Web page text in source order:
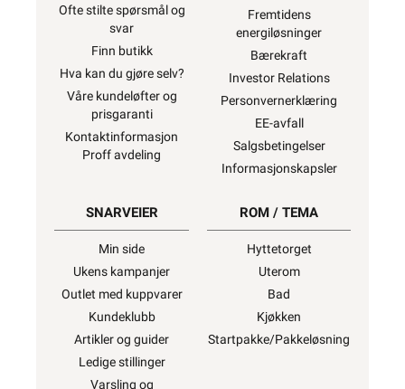
Ofte stilte spørsmål og
svar
Finn butikk
Hva kan du gjøre selv?
Våre kundeløfter og
prisgaranti
Kontaktinformasjon
Proff avdeling
Fremtidens
energiløsninger
Bærekraft
Investor Relations
Personvernerklæring
EE-avfall
Salgsbetingelser
Informasjonskapsler
SNARVEIER
Min side
Ukens kampanjer
Outlet med kuppvarer
Kundeklubb
Artikler og guider
Ledige stillinger
Varsling og
ROM / TEMA
Hyttetorget
Uterom
Bad
Kjøkken
Startpakke/Pakkeløsning